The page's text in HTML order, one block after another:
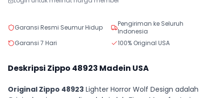
Garansi Resmi Seumur Hidup
Pengiriman ke Seluruh
Indonesia
Garansi 7 Hari
100% Original USA
Deskripsi Zippo 48923 Madein USA
Original Zippo 48923 Lighter Horror Wolf Design adalah